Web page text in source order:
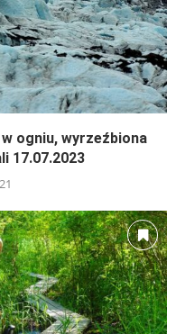
ogniu, wyrzeźbiona
17.07.2023